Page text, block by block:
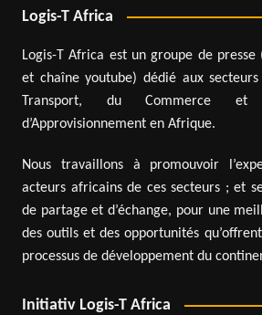
Logis-T Africa
Logis-T Africa est un groupe de presse
et chaîne youtube) dédié aux
Transport, du Commerce
d’Approvisionnement en Afrique.
Nous travaillons à promouvoir
acteurs africains de ces secteurs ; et
de partage et d’échange, pour une
des outils et des opportunités
processus de développement du
Initiativ Logis-T Africa